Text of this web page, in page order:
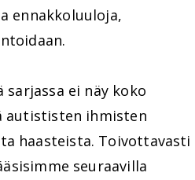
ennakkoluuloja,
ei näy koko
autististen ihmisten
haasteista. Toivottavasti
seuraavilla